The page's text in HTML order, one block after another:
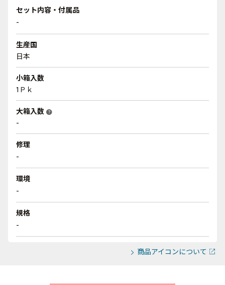
セット内容・付属品
-
生産国
日本
小箱入数
1Ｐｋ
大箱入数 help
-
修理
-
環境
-
規格
-
商品アイコンについて